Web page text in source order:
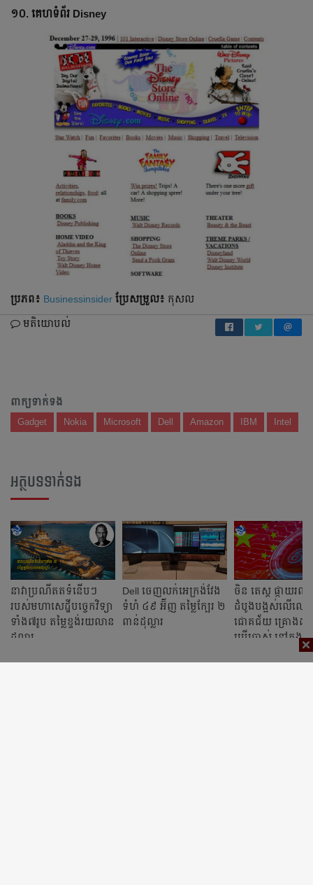
១០. គេហទំព័រ Disney
ប្រភព៖ Businessinsider ប្រែ​សម្រួល៖ កុសល
មតិយោបល់
ពាក្យទាក់ទង
Gadget Nokia Microsoft Dell Amazon IBM Intel
អត្ថបទទាក់ទង
នាវាប្រណីតតទំនើបៗ
របស់មហាសេដ្ឋីបច្ចេកវិទ្យា
ទាំង៧រូប តម្លៃខ្ទង់រយលាន
ដុល្លារ
Dell ចេញ​លក់​អេក្រង់​វែង​
ទំហំ ៤៩ អ៊ីញ​ តម្លៃ​ក្បែរ​ ២
ពាន់​ដុល្លារ​
ចិន តេស្ត ផ្កាយរ
ដំបូងបង្អស់លើលោ
ជោគជ័យ គ្រោងដា
ប្រើប្រាស់ នៅក្នុងឆ្នាំ